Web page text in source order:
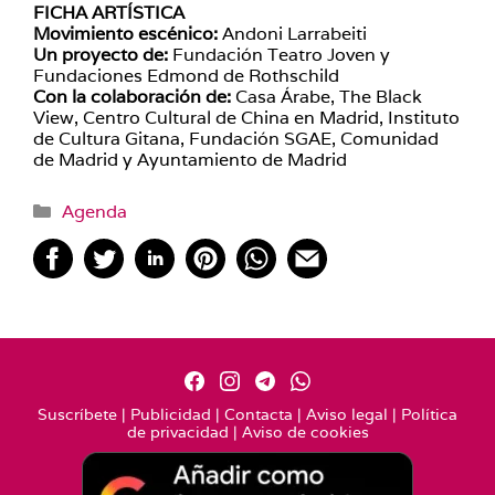
FICHA ARTÍSTICA
Movimiento escénico:Andoni Larrabeiti
Un proyecto de: Fundación Teatro Joven y
Fundaciones Edmond de Rothschild
Con la colaboración de: Casa Árabe, The Black
View, Centro Cultural de China en Madrid, Instituto
de Cultura Gitana, Fundación SGAE, Comunidad
de Madrid y Ayuntamiento de Madrid
Categorías
Agenda
Suscríbete | Publicidad | Contacta | Aviso legal | Política
de privacidad | Aviso de cookies